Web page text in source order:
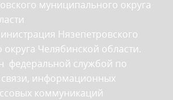
муниципального округа
Нязепетровского
Челябинской области.
федеральной службой по
связи, информационных
коммуникаций